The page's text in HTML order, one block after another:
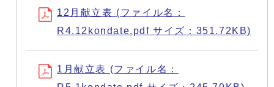
12月献立表 (ファイル名：
R4.12kondate.pdf サイズ：351.72KB)
1月献立表 (ファイル名：